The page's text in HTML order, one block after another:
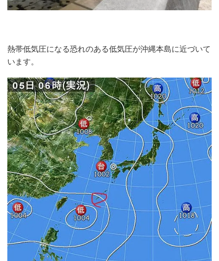
熱帯低気圧になる恐れのある低気圧が沖縄本島に近づいて
います。